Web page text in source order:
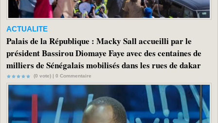
ACTUALITE
Palais de la République : Macky Sall accueilli par le
président Bassirou Diomaye Faye avec des centaines de
milliers de Sénégalais mobilisés dans les rues de dakar
(0 vote) | 0 Commentaire